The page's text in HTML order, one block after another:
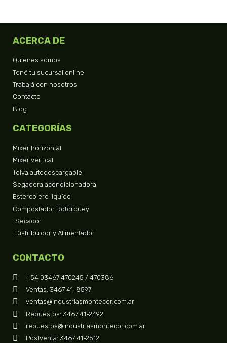
ACERCA DE
Quienes sómos
Tené tu sucursal online
Trabajá con nosotros
Contacto
Blog
CATEGORÍAS
Mixer horizontal
Mixer vertical
Tolva autodescargable
Segadora acondicionadora
Estercolero liquído
Compostador Rotorbuey
Secador
Distribuidor y Alimentador
CONTACTO
+54 03467 470245 / 470386
Ventas: 3467 41-8597
ventas@industriasmontecor.com.ar
Repuestos: 3467 41-2492
repuestos@industriasmontecor.com.ar
Postventa: 3467 41-2512